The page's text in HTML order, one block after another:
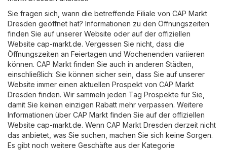
Sie fragen sich, wann die betreffende Filiale von CAP Markt
Dresden geöffnet hat? Informationen zu den Öffnungszeiten
finden Sie auf unserer Website oder auf der offiziellen
Website cap-markt.de. Vergessen Sie nicht, dass die
Öffnungszeiten an Feiertagen und Wochenenden variieren
können. CAP Markt finden Sie auch in anderen Städten,
einschließlich: Sie können sicher sein, dass Sie auf unserer
Website immer einen aktuellen Prospekt von CAP Markt
Dresden finden. Wir sammeln jeden Tag Prospekte für Sie,
damit Sie keinen einzigen Rabatt mehr verpassen. Weitere
Informationen über CAP Markt finden Sie auf der offiziellen
Website cap-markt.de. Wenn CAP Markt Dresden derzeit nicht
das anbietet, was Sie suchen, machen Sie sich keine Sorgen.
Es gibt noch weitere Geschäfte aus der Kategorie